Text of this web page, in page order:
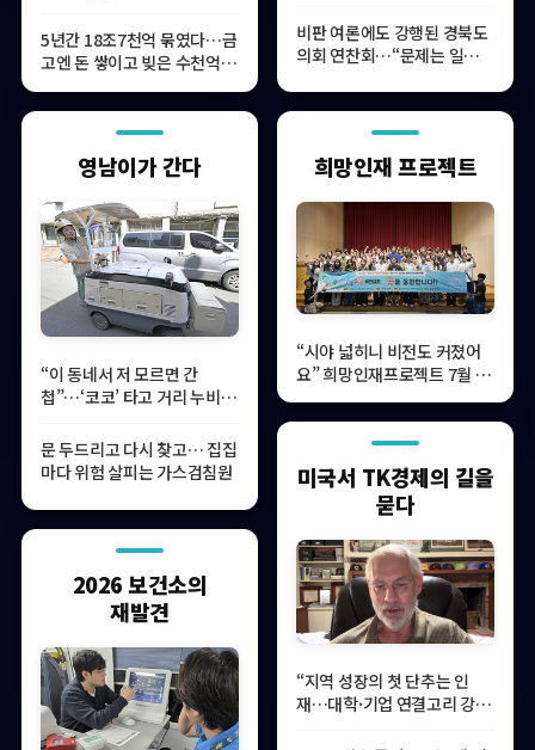
5년간 18조7천억 묶였다…금
고엔 돈 쌓이고 빚은 수천억
비판 여론에도 강행된 경북도
의회 연찬회…“문제는 일정이
영남이가 간다
“이 동네서 저 모르면 간
첩”…‘코코’ 타고 거리 누비는
문 두드리고 다시 찾고… 집집
마다 위험 살피는 가스검침원
희망인재 프로젝트
“시야 넓히니 비전도 커졌어
요” 희망인재프로젝트 7월 비
미국서 TK경제의 길을
묻다
“지역 성장의 첫 단추는 인
재…대학·기업 연결고리 강
2026 보건소의
재발견